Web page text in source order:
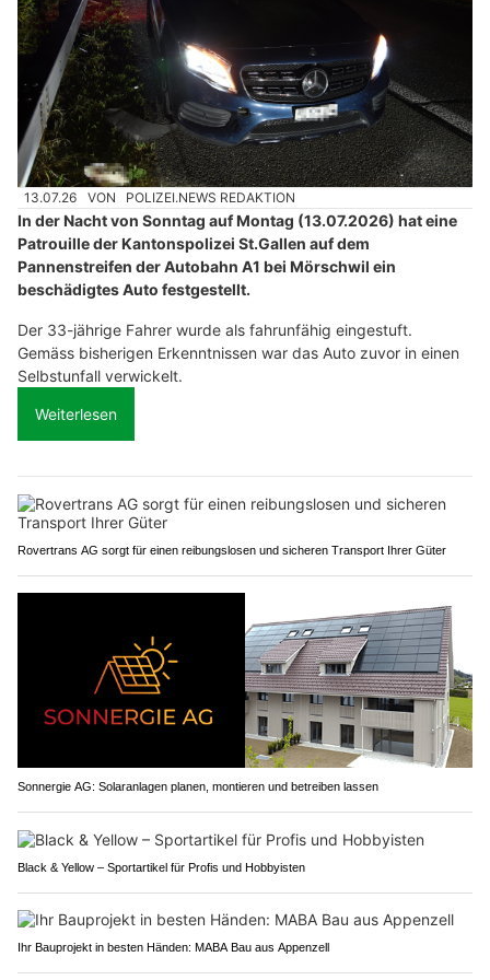
13.07.26 VON POLIZEI.NEWS REDAKTION
In der Nacht von Sonntag auf Montag (13.07.2026) hat eine
Patrouille der Kantonspolizei St.Gallen auf dem
Pannenstreifen der Autobahn A1 bei Mörschwil ein
beschädigtes Auto festgestellt.
Der 33-jährige Fahrer wurde als fahrunfähig eingestuft.
Gemäss bisherigen Erkenntnissen war das Auto zuvor in einen
Selbstunfall verwickelt.
Weiterlesen
Rovertrans AG sorgt für einen reibungslosen und sicheren Transport Ihrer Güter
Sonnergie AG: Solaranlagen planen, montieren und betreiben lassen
Black & Yellow – Sportartikel für Profis und Hobbyisten
Ihr Bauprojekt in besten Händen: MABA Bau aus Appenzell